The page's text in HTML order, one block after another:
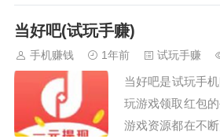
址：点击我下载
在豆豆赚玩游戏
台官方发放的试
平台非常多，佣
据说是行业佣金
戏，A平台获得
获得7元，长此以
当好吧(试玩手赚)
手机赚钱 1年前 试玩手赚
当好吧是试玩手
玩游戏领取红包
游戏资源都在不